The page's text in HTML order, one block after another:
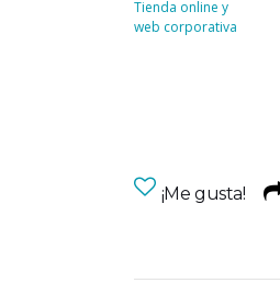
Tienda online y
web corporativa
¡Me gusta!